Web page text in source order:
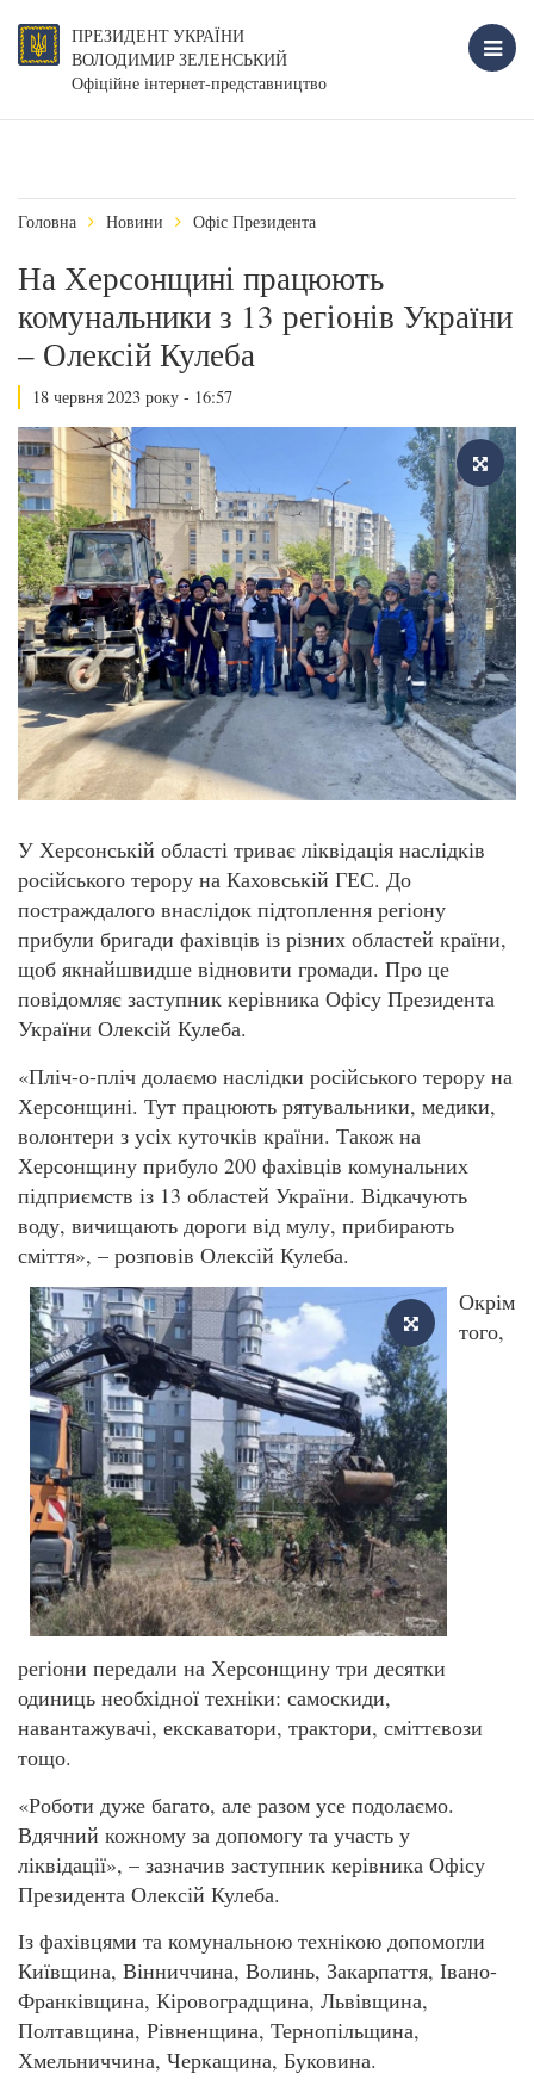
ПРЕЗИДЕНТ УКРАЇНИ
ВОЛОДИМИР ЗЕЛЕНСЬКИЙ
Офіційне інтернет-представництво
Головна Новини Офіс Президента
На Херсонщині працюють
комунальники з 13 регіонів України
– Олексій Кулеба
18 червня 2023 року - 16:57
У Херсонській області триває ліквідація наслідків
російського терору на Каховській ГЕС. До
постраждалого внаслідок підтоплення регіону
прибули бригади фахівців із різних областей країни,
щоб якнайшвидше відновити громади. Про це
повідомляє заступник керівника Офісу Президента
України Олексій Кулеба.
«Пліч-о-пліч долаємо наслідки російського терору на
Херсонщині. Тут працюють рятувальники, медики,
волонтери з усіх куточків країни. Також на
Херсонщину прибуло 200 фахівців комунальних
підприємств із 13 областей України. Відкачують
воду, вичищають дороги від мулу, прибирають
сміття», – розповів Олексій Кулеба.
Окрім
того,
регіони передали на Херсонщину три десятки
одиниць необхідної техніки: самоскиди,
навантажувачі, екскаватори, трактори, сміттєвози
тощо.
«Роботи дуже багато, але разом усе подолаємо.
Вдячний кожному за допомогу та участь у
ліквідації», – зазначив заступник керівника Офісу
Президента Олексій Кулеба.
Із фахівцями та комунальною технікою допомогли
Київщина, Вінниччина, Волинь, Закарпаття, Івано-
Франківщина, Кіровоградщина, Львівщина,
Полтавщина, Рівненщина, Тернопільщина,
Хмельниччина, Черкащина, Буковина.